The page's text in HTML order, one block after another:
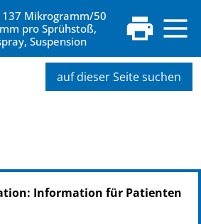
137 Mikrogramm/50
pro Sprühstoß,
Suspension
auf dieser Seite suchen
Information für Patienten